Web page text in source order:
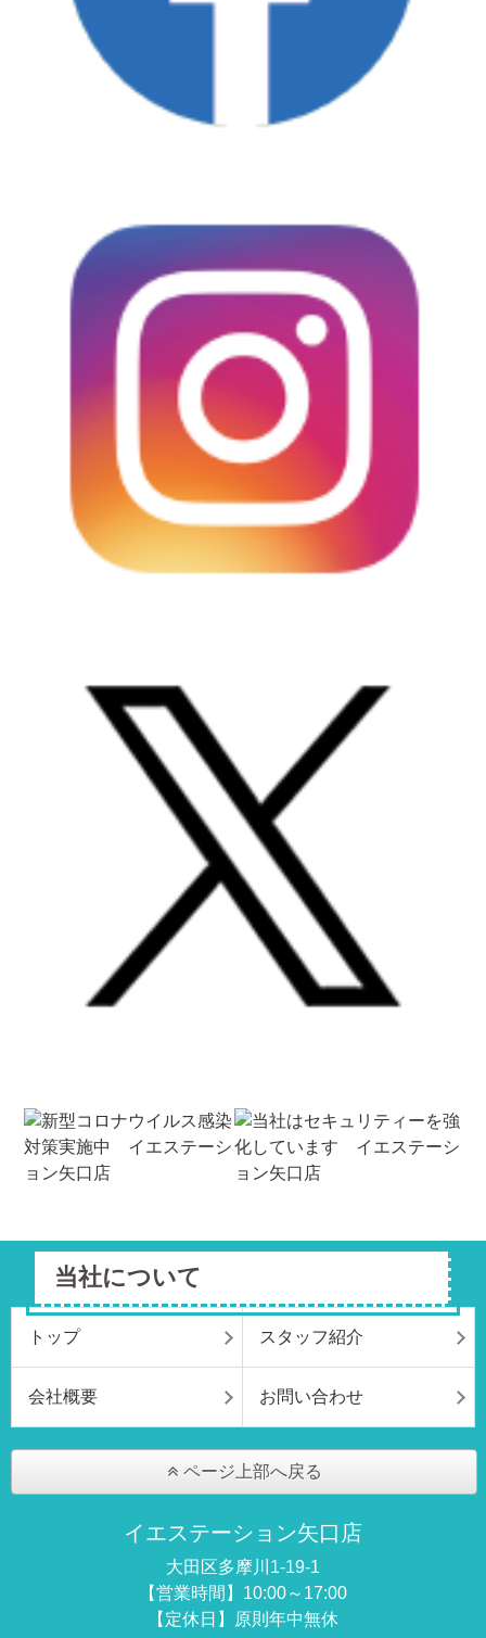
当社について
トップ スタッフ紹介
会社概要 お問い合わせ
ページ上部へ戻る
イエステーション矢口店
大田区多摩川1-19-1
【営業時間】10:00～17:00
【定休日】原則年中無休